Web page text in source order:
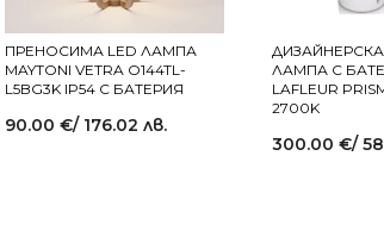
ПРЕНОСИМА LED ЛАМПА
MAYTONI VETRA O144TL-
L5BG3K IP54 С БАТЕРИЯ
90.00 €/ 176.02 лв.
ЛАМПА С
LAFLEUR
2700K
300.00 €/